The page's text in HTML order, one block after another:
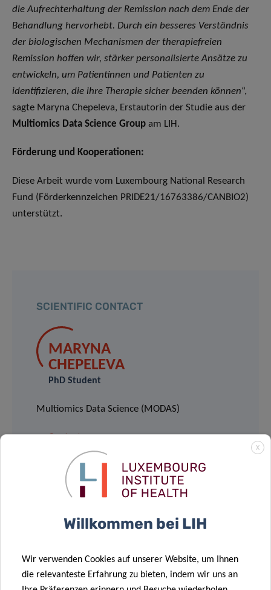
die Aufrechterhaltung der Remission nach dem Ende der
Behandlung hervorhebt. Durch ein besseres Verständnis
der biologischen Mechanismen der therapiefreien
Remission hoffen wir, stärker personalisierte Ansätze zu
entwickeln, um Patientinnen und Patienten zu
identifizieren, die ihre Therapie sicher beenden können“,
sagte Maryna Chepeleva, Erstautorin der Studie aus der
Multiomics Data Science Group am LIH.
Förderung und Kooperationen:
Diese Arbeit wurde vom Luxembourg National Research
Fund (Förderkennzeichen PRIDE21/16763386/CANBIO2)
unterstützt.
SCIENTIFIC CONTACT
MARYNA
CHEPELEVA
PhD Student
Multiomics Data Science (MODAS)
Contact
PETR
Head of Multiomics Data Science
Contact
X
Willkommen bei LIH
Wir verwenden Cookies auf unserer Website, um Ihnen
die relevanteste Erfahrung zu bieten, indem wir uns an